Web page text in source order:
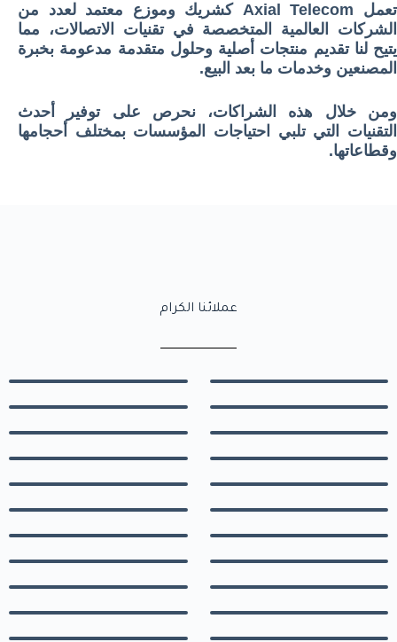
تعمل Axial Telecom كشريك وموزع معتمد لعدد من
الشركات العالمية المتخصصة في تقنيات الاتصالات، مما
يتيح لنا تقديم منتجات أصلية وحلول متقدمة مدعومة بخبرة
المصنعين وخدمات ما بعد البيع.
ومن خلال هذه الشراكات، نحرص على توفير أحدث
التقنيات التي تلبي احتياجات المؤسسات بمختلف أحجامها
وقطاعاتها.
عملائنا الكرام